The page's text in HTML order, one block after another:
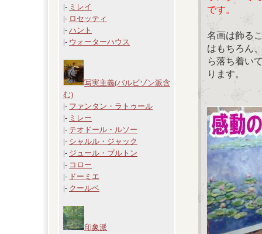
|- ミレイ
|- ロセッティ
|- ハント
|- ウォーターハウス
写実主義(バルビゾン派含
む)
|- ファンタン・ラトゥール
|- ミレー
|- テオドール・ルソー
|- シャルル・ジャック
|- ジュール・ブルトン
|- コロー
|- ドーミエ
|- クールベ
印象派
です。
名画は飾る
はもちろん
ら落ち着い
ります。